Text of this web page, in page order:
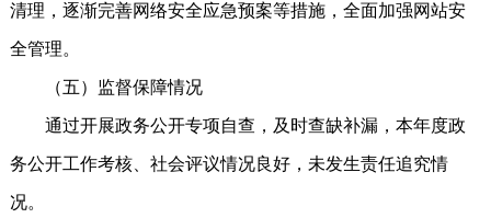
清理，逐渐完善网络安全应急预案等措施，全面加强网站安
全管理。
（五）监督保障情况
通过开展政务公开专项自查，及时查缺补漏，本年度政
务公开工作考核、社会评议情况良好，未发生责任追究情
况。